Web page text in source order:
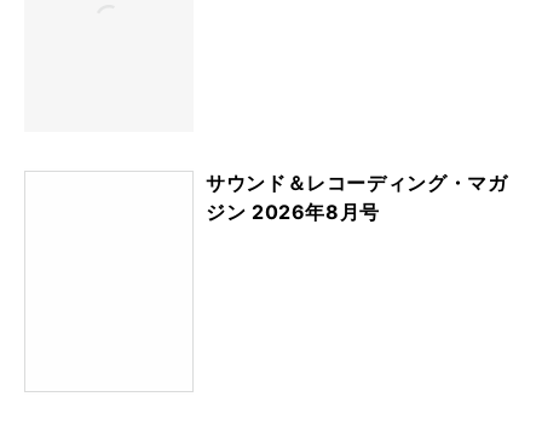
サウンド＆レコーディング・マガ
ジン 2026年8月号